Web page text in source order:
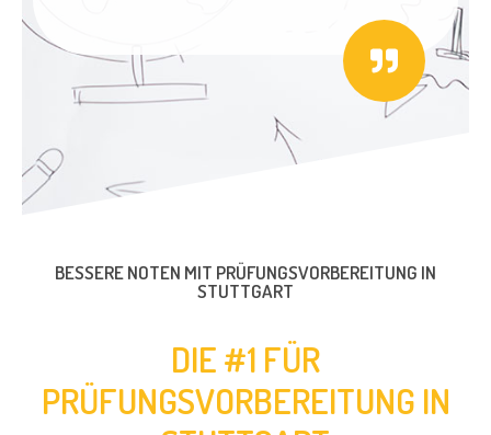
BESSERE NOTEN MIT PRÜFUNGSVORBEREITUNG IN
STUTTGART
DIE #1 FÜR
PRÜFUNGSVORBEREITUNG IN